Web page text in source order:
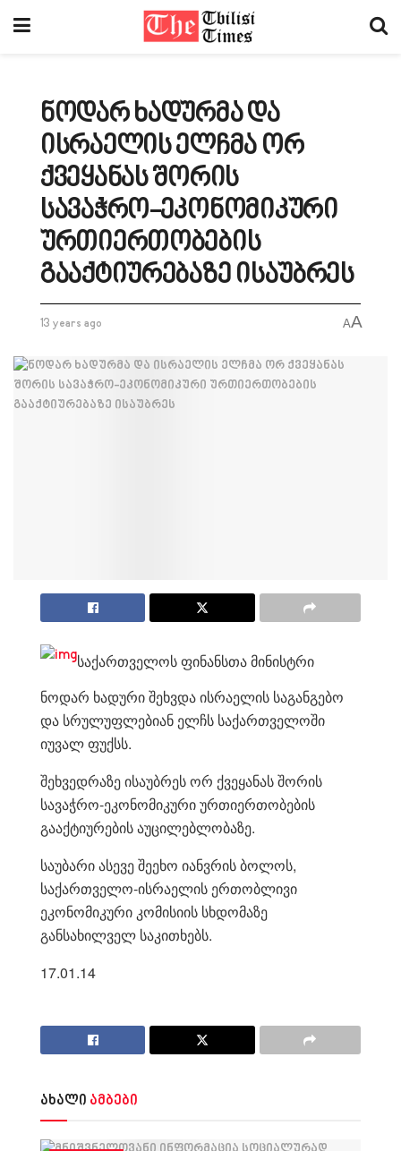
ნოდარ ხადურმა და
ისრაელის ელჩმა ორ
ქვეყანას შორის
სავაჭრო-ეკონომიკური
ურთიერთობების
გააქტიურებაზე ისაუბრეს
13 years ago AA
საქართველოს ფინანსთა მინისტრი
ნოდარ ხადური შეხვდა ისრაელის საგანგებო
და სრულუფლებიან ელჩს საქართველოში
იუვალ ფუქსს.
შეხვედრაზე ისაუბრეს ორ ქვეყანას შორის
სავაჭრო-ეკონომიკური ურთიერთობების
გააქტიურების აუცილებლობაზე.
საუბარი ასევე შეეხო იანვრის ბოლოს,
საქართველო-ისრაელის ერთობლივი
ეკონომიკური კომისიის სხდომაზე
განსახილველ საკითხებს.
17.01.14
ახალი ამბები